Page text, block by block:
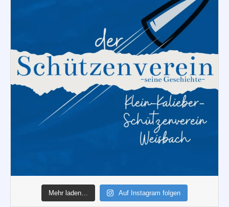
Mehr laden… Auf Instagram folgen